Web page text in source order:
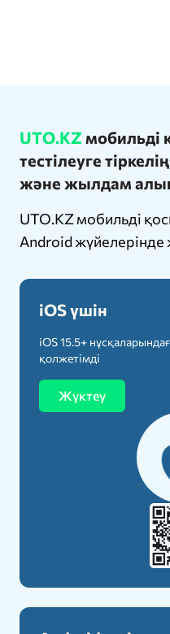
UTO.KZ
тестілеуге
және жылдам
UTO.KZ мобильді
Android жүйелерінде
iOS үшін
iOS 15.5+
қолжетімді
Жүктеу